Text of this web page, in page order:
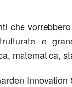
che
e
matematica,